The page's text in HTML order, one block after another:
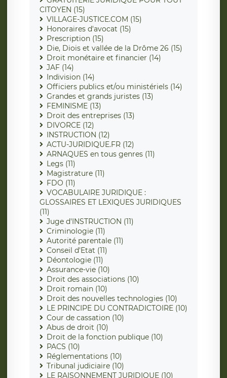
CITOYEN (15)
VILLAGE-JUSTICE.COM (15)
Honoraires d'avocat (15)
Prescription (15)
Die, Diois et vallée de la Drôme 26 (15)
Droit monétaire et financier (14)
JAF (14)
Indivision (14)
Officiers publics et/ou ministériels (14)
Grandes et grands juristes (13)
FEMINISME (13)
Droit des entreprises (13)
DIVORCE (12)
INSTRUCTION (12)
ACTU-JURIDIQUE.FR (12)
ARNAQUES en tous genres (11)
Legs (11)
Magistrature (11)
FDO (11)
VOCABULAIRE JURIDIQUE :
GLOSSAIRES ET LEXIQUES JURIDIQUES
(11)
Juge d'INSTRUCTION (11)
Criminologie (11)
Autorité parentale (11)
Conseil d'Etat (11)
Déontologie (11)
Assurance-vie (10)
Droit des associations (10)
Droit romain (10)
Droit des nouvelles technologies (10)
LE PRINCIPE DU CONTRADICTOIRE (10)
Cour de cassation (10)
Abus de droit (10)
Droit de la fonction publique (10)
PACS (10)
Réglementations (10)
Tribunal judiciaire (10)
LE RAISONNEMENT JURIDIQUE (10)